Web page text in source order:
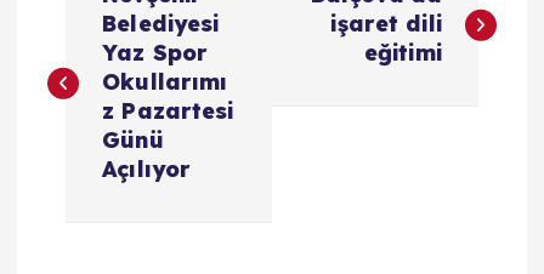
z
Belediyesi
Yaz Spor
Okullarımı
z Pazartesi
Günü
Açılıyor
işaret dili
eğitimi